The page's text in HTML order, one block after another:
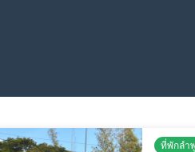
ที่พักลำ